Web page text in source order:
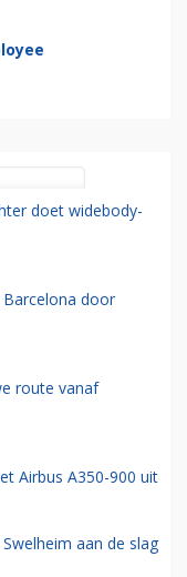
doet widebody-
door
route vanaf
Airbus A350-900 uit
aan de slag